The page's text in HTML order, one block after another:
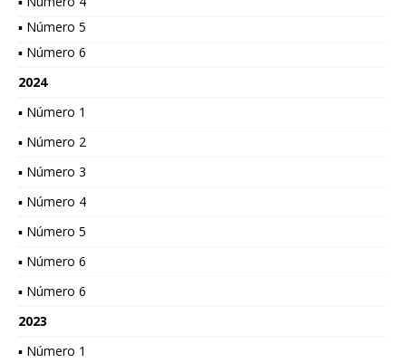
▪ Número 5
▪ Número 6
2024
▪ Número 1
▪ Número 2
▪ Número 3
▪ Número 4
▪ Número 5
▪ Número 6
▪ Número 6
2023
▪ Número 1